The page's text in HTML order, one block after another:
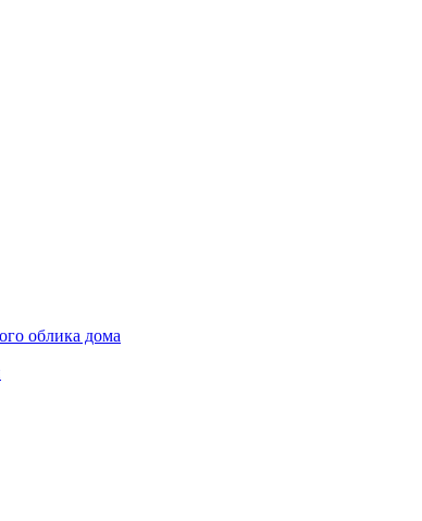
облика дома